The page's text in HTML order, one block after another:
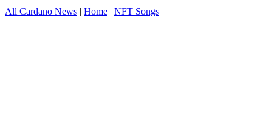
All Cardano News | Home | NFT Songs